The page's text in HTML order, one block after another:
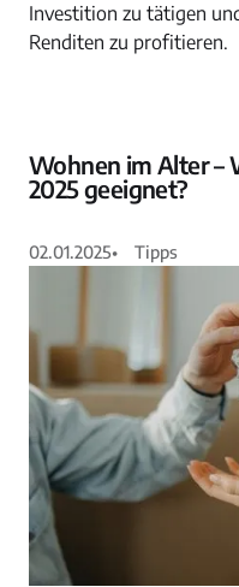
Investition zu tätigen
Renditen zu profitieren.
Wohnen im Alter –
2025 geeignet?
02.01.2025• Tipps